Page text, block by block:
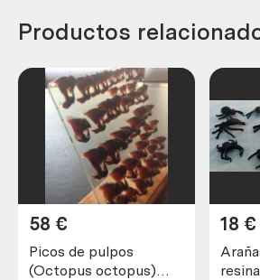
Productos
Picos de pulpos
(Octopus octopus)
58 € 18 €